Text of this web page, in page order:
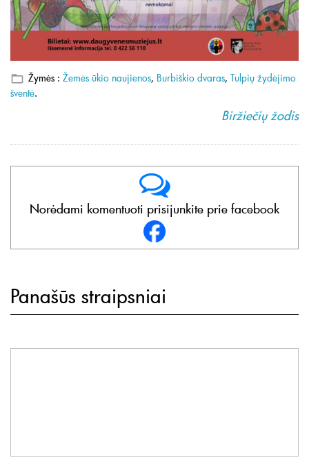
Žymės : Žemės ūkio naujienos, Burbiškio dvaras, Tulpių žydėjimo
šventė.
Biržiečių žodis
Norėdami komentuoti prisijunkite prie facebook
Panašūs straipsniai